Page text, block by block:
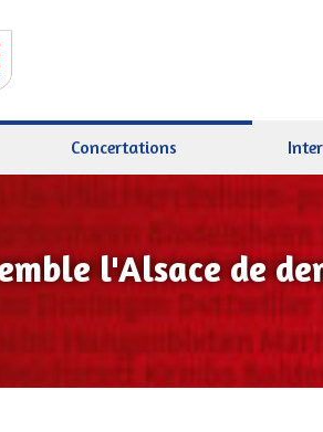
Concertations
l'Alsace de